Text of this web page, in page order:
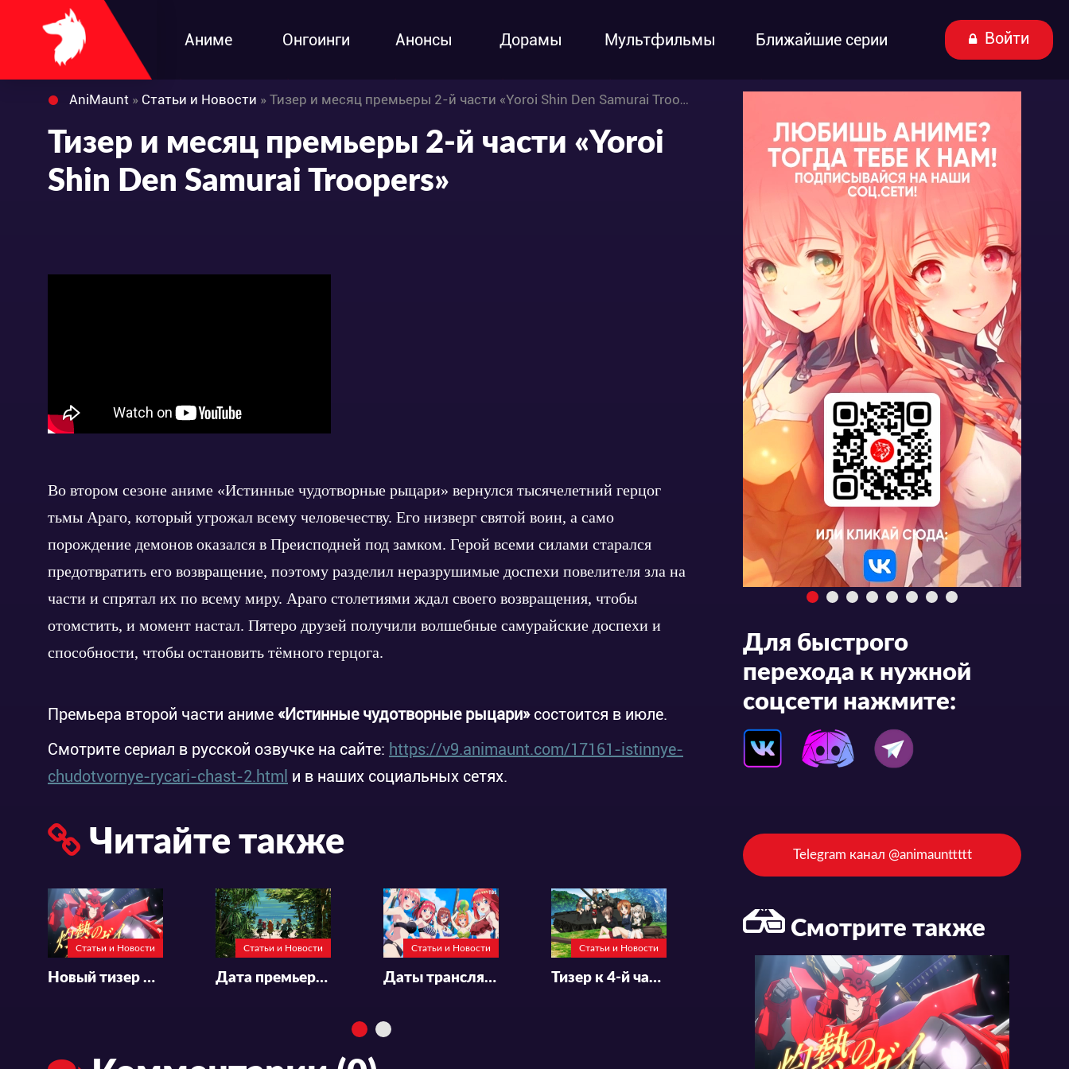
Аниме Онгоинги Анонсы Дорамы Мультфильмы Ближайшие серии Войти
AniMaunt » Статьи и Новости » Тизер и месяц премьеры 2-й части «Yoroi Shin Den Samurai Troopers»
Тизер и месяц премьеры 2-й части «Yoroi
Shin Den Samurai Troopers»
Во втором сезоне аниме «Истинные чудотворные рыцари» вернулся тысячелетний герцог
тьмы Араго, который угрожал всему человечеству. Его низверг святой воин, а само
порождение демонов оказался в Преисподней под замком. Герой всеми силами старался
предотвратить его возвращение, поэтому разделил неразрушимые доспехи повелителя зла на
части и спрятал их по всему миру. Араго столетиями ждал своего возвращения, чтобы
отомстить, и момент настал. Пятеро друзей получили волшебные самурайские доспехи и
способности, чтобы остановить тёмного герцога.
Премьера второй части аниме «Истинные чудотворные рыцари»состоится в июле.
Смотрите сериал в русской озвучке на сайте: https://v9.animaunt.com/17161-istinnye-
chudotvornye-rycari-chast-2.html и в наших социальных сетях.
Читайте также
Статьи и Новости
Новый тизер и актёрский состав аниме «Yoroi Shin Den Samurai Troopers»
Статьи и Новости
Дата премьеры и тизер 1-ой части фильма «Love Live! Nijigasaki Gakuen School Idol Doukoukai Movie»
Статьи и Новости
Даты трансляций спешла «5-toubun no Hanayome∽» по ТВ
Статьи и Новости
Тизер к 4-й части финала «Girls und Panzer» Трейлер второй части аниме-фильма «Collar x Malice Movie: Deep Cover»
Для быстрого
перехода к нужной
соцсети нажмите:
Telegram канал @animaunttttt
Смотрите также